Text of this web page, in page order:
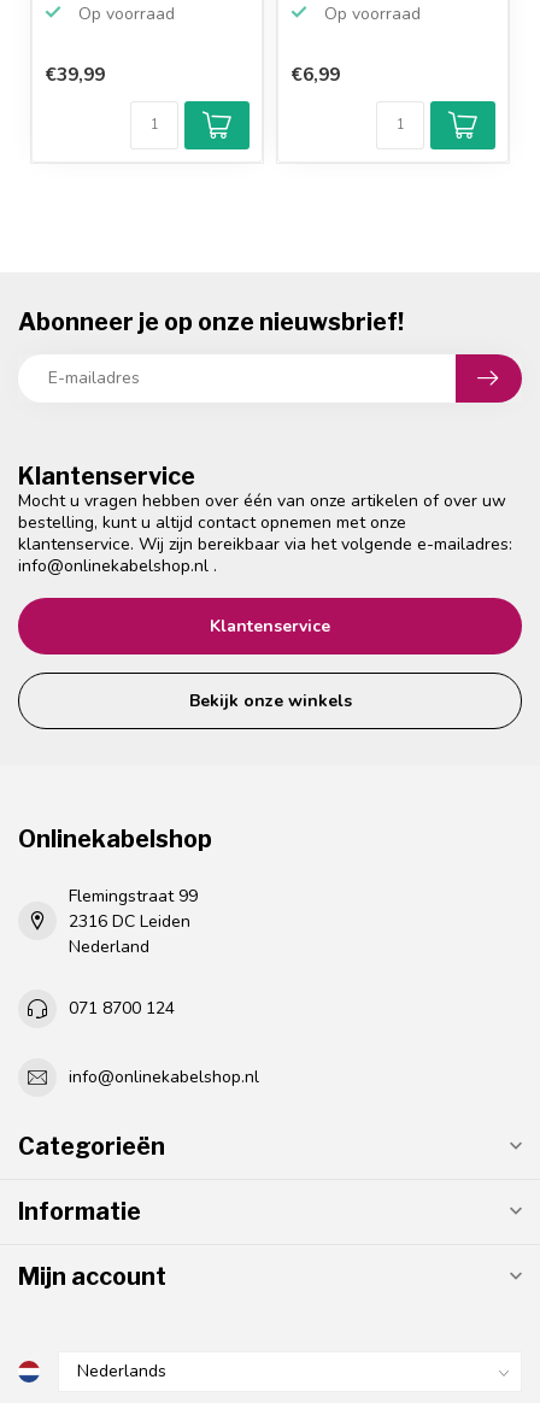
Op voorraad
€39,99
Op voorraad
€6,99
Klantenservice
Mocht u vragen hebben over één van onze artikelen of over uw
bestelling, kunt u altijd contact opnemen met onze
klantenservice. Wij zijn bereikbaar via het volgende e-mailadres:
info@onlinekabelshop.nl .
Klantenservice
Bekijk onze winkels
Abonneer je op onze nieuwsbrief!
Onlinekabelshop
Flemingstraat 99
2316 DC Leiden
Nederland
071 8700 124
info@onlinekabelshop.nl
Categorieën
Informatie
Mijn account